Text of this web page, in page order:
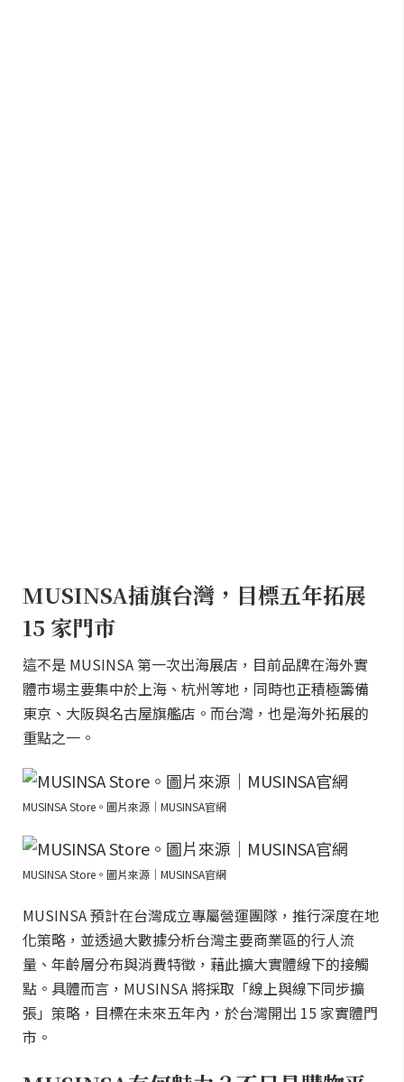
MUSINSA插旗台灣，目標五年拓展
15 家門市
這不是 MUSINSA 第一次出海展店，目前品牌在海外實
體市場主要集中於上海、杭州等地，同時也正積極籌備
東京、大阪與名古屋旗艦店。而台灣，也是海外拓展的
重點之一。
MUSINSA Store。圖片來源｜MUSINSA官網
MUSINSA Store。圖片來源｜MUSINSA官網
MUSINSA 預計在台灣成立專屬營運團隊，推行深度在地
化策略，並透過大數據分析台灣主要商業區的行人流
量、年齡層分布與消費特徵，藉此擴大實體線下的接觸
點。具體而言，MUSINSA 將採取「線上與線下同步擴
張」策略，目標在未來五年內，於台灣開出 15 家實體門
市。